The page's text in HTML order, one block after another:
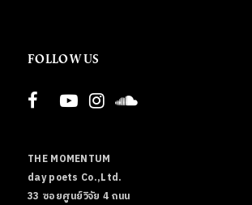
FOLLOW US
THE MOMENTUM
day poets Co.,Ltd.
33 ซอยศูนย์วิจัย 4 ถนน